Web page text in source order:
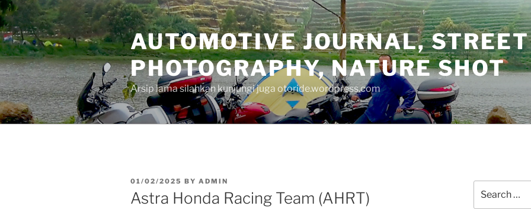
Skip
to
content
AUTOMOTIVE JOURNAL, STREET
PHOTOGRAPHY, NATURE SHOT
Arsip lama silahkan kunjungi juga otoride.wordpress.com
POSTED
ON
01/02/2025 BY ADMIN
Astra Honda Racing Team (AHRT)
for: